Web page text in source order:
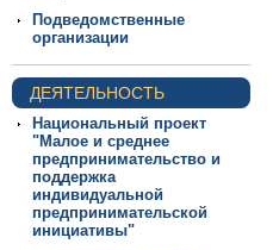
Подведомственные
организации
ДЕЯТЕЛЬНОСТЬ
Национальный проект
"Малое и среднее
предпринимательство и
поддержка
индивидуальной
предпринимательской
инициативы"